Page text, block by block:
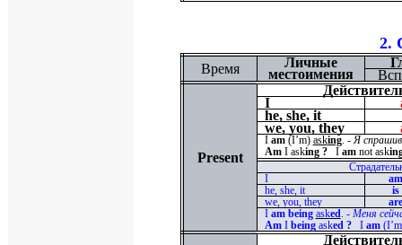
2.
Время Личные
местоимения
Present
I
he, she, it
we, you, they
I am(I’m) asking. -Я
AmI asking ? I amnot ask
I
he, she, it
is
we, you, they
I am being asked. - Меня
AmI beingasked ?I am